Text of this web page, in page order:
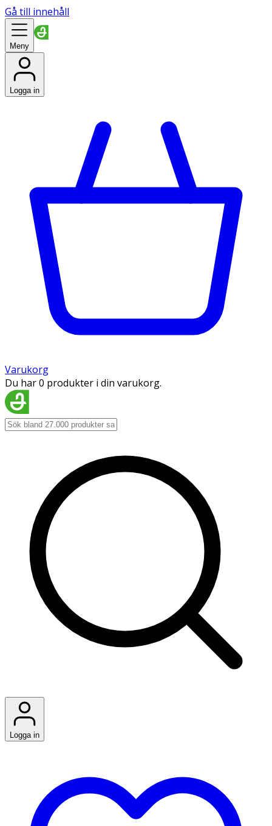
Gå till innehåll
Meny
Logga in
Varukorg
Du har 0 produkter i din varukorg.
Logga in